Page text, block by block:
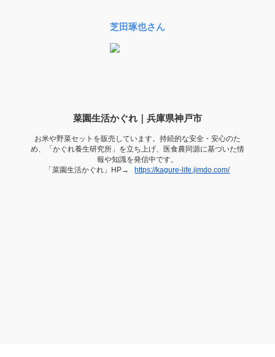
芝田琢也さん
菜園生活かぐれ｜兵庫県神戸市
お米や野菜セットを販売しています。持続的な安全・安心のた
め、「かぐれ養生研究所」を立ち上げ、医食農同源に基づいた情
報や知識を発信中です。
「菜園生活かぐれ」HP→
https://kagure-life.jimdo.com/